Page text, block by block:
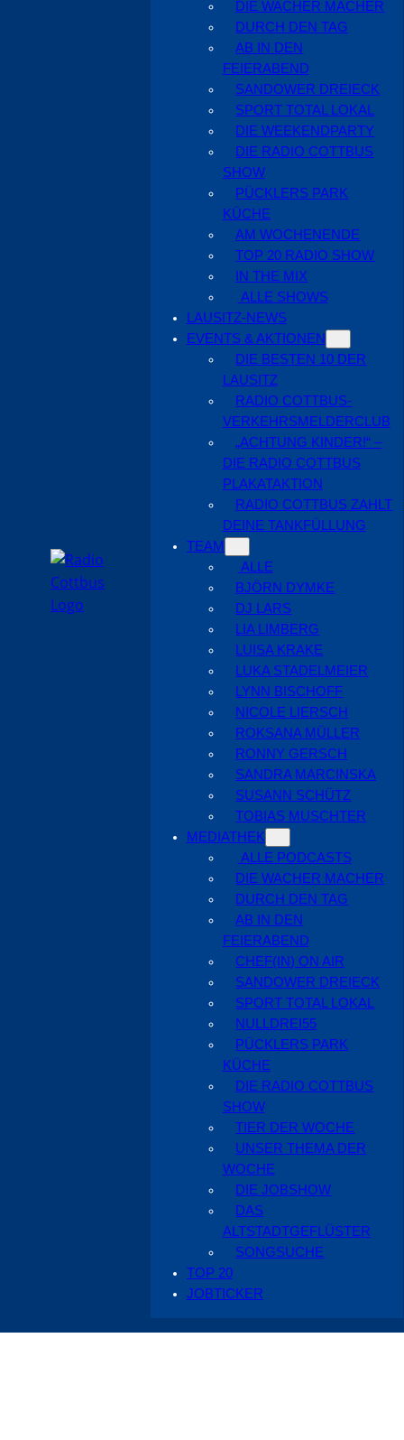
DIE WACHER MACHER
DURCH DEN TAG
AB IN DEN
FEIERABEND
SANDOWER DREIECK
SPORT TOTAL LOKAL
DIE WEEKENDPARTY
DIE RADIO COTTBUS
SHOW
PÜCKLERS PARK
KÜCHE
AM WOCHENENDE
TOP 20 RADIO SHOW
IN THE MIX
ALLE SHOWS
LAUSITZ-NEWS
EVENTS & AKTIONEN
DIE BESTEN 10 DER
LAUSITZ
RADIO COTTBUS-
VERKEHRSMELDERCLUB
„ACHTUNG KINDER!“ –
DIE RADIO COTTBUS
PLAKATAKTION
RADIO COTTBUS ZAHLT
DEINE TANKFÜLLUNG
TEAM
ALLE
BJÖRN DYMKE
DJ LARS
LIA LIMBERG
LUISA KRAKE
LUKA STADELMEIER
LYNN BISCHOFF
NICOLE LIERSCH
ROKSANA MÜLLER
RONNY GERSCH
SANDRA MARCINSKA
SUSANN SCHÜTZ
TOBIAS MUSCHTER
MEDIATHEK
ALLE PODCASTS
DIE WACHER MACHER
DURCH DEN TAG
AB IN DEN
FEIERABEND
CHEF(IN) ON AIR
SANDOWER DREIECK
SPORT TOTAL LOKAL
NULLDREI55
PÜCKLERS PARK
KÜCHE
DIE RADIO COTTBUS
SHOW
TIER DER WOCHE
UNSER THEMA DER
WOCHE
DIE JOBSHOW
DAS
ALTSTADTGEFLÜSTER
SONGSUCHE
TOP 20
JOBTICKER